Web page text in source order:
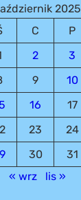
2025
C P
2 3
9 10
16 17
23 24
30
31
« wrz
lis »